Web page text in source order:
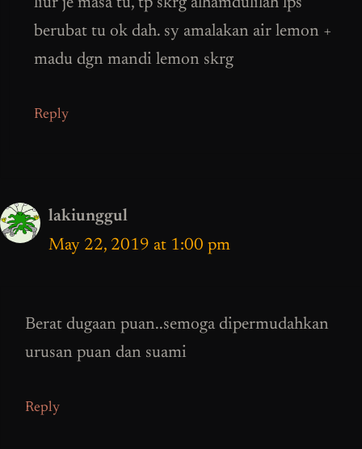
liur je masa tu, tp skrg alhamdulilah lps
berubat tu ok dah. sy amalakan air lemon +
madu dgn mandi lemon skrg
Reply
lakiunggul
May 22, 2019 at 1:00 pm
Berat dugaan puan..semoga dipermudahkan
urusan puan dan suami
Reply